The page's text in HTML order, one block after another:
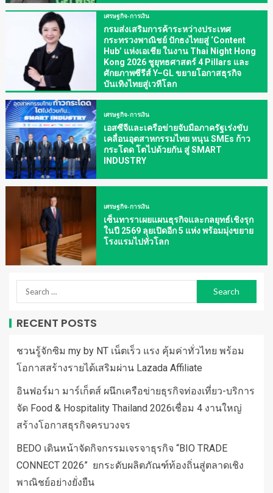
เศรษฐกิจ-การเงิน
กรมส่งเสริมการค้าระหว่างประเทศ
กระทรวงพาณิชย์ ปักธงไทยสู่ ‘Content
Hub’ แห่งเอเชีย ในงาน Thai Night Hong
Kong 2026 ชูยุทธศาสตร์ 4 Pillars และ
ศักยภาพซีรีส์ Y–GL ขยายโอกาสธุรกิจ
บันเทิงไทยสู่เวทีโลก
เศรษฐกิจ-การเงิน
เอสซีจีและเครือข่ายจับมือภาครัฐเร่งขับ
เคลื่อนอุตสาหกรรมไทย หนุน SMEs ก้าว
กระโดด โตไปด้วยกัน สู่ SMART
INDUSTRY
เศรษฐกิจ-การเงิน
เซ็นทาราเผยแผนธุรกิจและกลยุทธ์เชิงรุก
ในปี 2569 ลุยเปิดอีก 5 แห่ง พร้อมมุ่งขยาย
โรงแรมไปทั่วโลก
RECENT POSTS
ชวนรู้จักซิม my by NT เน็ตเร็ว แรง คุ้มค่าทั่วไทย พร้อม
โอกาสสร้างรายได้เสริมผ่าน Lazada Affiliate
อินฟอร์มา มาร์เก็ตส์ ผนึกเครือข่ายธุรกิจท่องเที่ยว-บริการ
จัด Food & Hospitality Thailand 2026เชื่อม 4 งานใหญ่
สร้างโอกาสธุรกิจครบวงจร
BEDO เดินหน้าจัดกิจกรรมเจรจาธุรกิจ “BIO TRADE
CONNECT 2026” ยกระดับผลิตภัณฑ์ท้องถิ่นสู่ตลาดเชิง
พาณิชย์อย่างยั่งยืน